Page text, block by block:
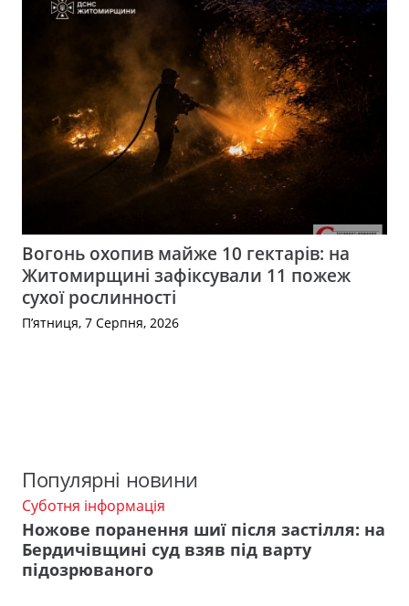
Вогонь охопив майже 10 гектарів: на
Житомирщині зафіксували 11 пожеж
сухої рослинності
П’ятниця, 7 Серпня, 2026
Популярні новини
Суботня інформація
Ножове поранення шиї після застілля: на
Бердичівщині суд взяв під варту
підозрюваного